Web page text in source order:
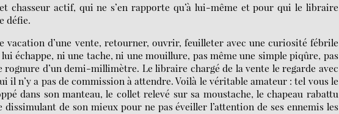
chasseur actif, qui ne s’en rapporte qu’à lui-même et pour qui le libraire
défie.
vacation d’une vente, retourner, ouvrir, feuilleter avec une curiosité fébrile
échappe, ni une tache, ni une mouillure, pas même une simple piqûre, pas
d’un demi-millimètre. Le libraire chargé de la vente le regarde avec
il n’y a pas de commission à attendre. Voilà le véritable amateur : tel vous le
dans son manteau, le collet relevé sur sa moustache, le chapeau rabattu
dissimulant de son mieux pour ne pas éveiller l’attention de ses ennemis les